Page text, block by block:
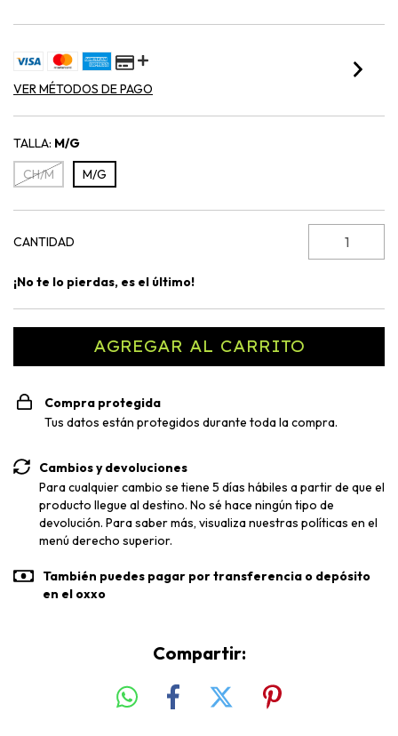
VER MÉTODOS DE PAGO
TALLA: M/G
CH/M
M/G
CANTIDAD
¡No te lo pierdas, es el último!
Compra protegida
Tus datos están protegidos durante toda la compra.
Cambios y devoluciones
Para cualquier cambio se tiene 5 días hábiles a partir de que el
producto llegue al destino. No sé hace ningún tipo de
devolución. Para saber más, visualiza nuestras políticas en el
menú derecho superior.
También puedes pagar por transferencia o depósito
en el oxxo
Compartir: